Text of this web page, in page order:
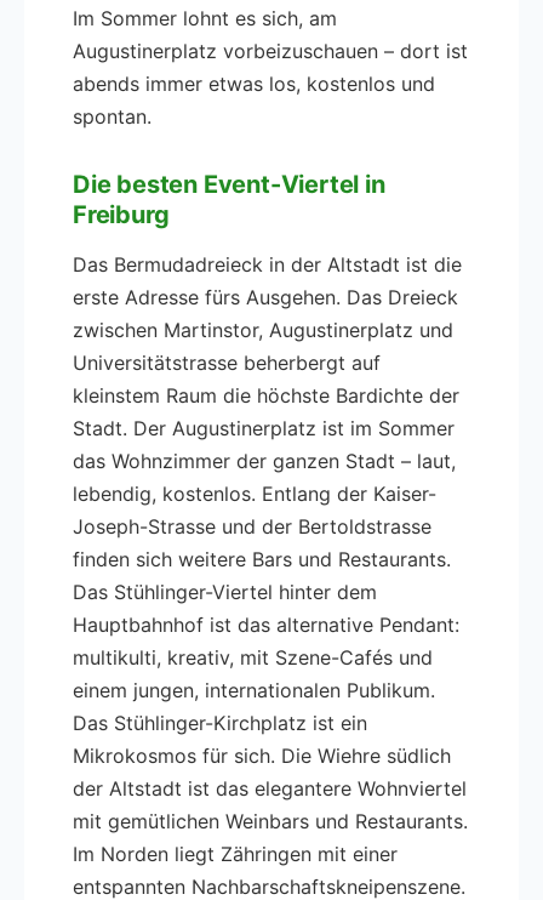
Im Sommer lohnt es sich, am
Augustinerplatz vorbeizuschauen – dort ist
abends immer etwas los, kostenlos und
spontan.
Die besten Event-Viertel in
Freiburg
Das Bermudadreieck in der Altstadt ist die
erste Adresse fürs Ausgehen. Das Dreieck
zwischen Martinstor, Augustinerplatz und
Universitätstrasse beherbergt auf
kleinstem Raum die höchste Bardichte der
Stadt. Der Augustinerplatz ist im Sommer
das Wohnzimmer der ganzen Stadt – laut,
lebendig, kostenlos. Entlang der Kaiser-
Joseph-Strasse und der Bertoldstrasse
finden sich weitere Bars und Restaurants.
Das Stühlinger-Viertel hinter dem
Hauptbahnhof ist das alternative Pendant:
multikulti, kreativ, mit Szene-Cafés und
einem jungen, internationalen Publikum.
Das Stühlinger-Kirchplatz ist ein
Mikrokosmos für sich. Die Wiehre südlich
der Altstadt ist das elegantere Wohnviertel
mit gemütlichen Weinbars und Restaurants.
Im Norden liegt Zähringen mit einer
entspannten Nachbarschaftskneipenszene.